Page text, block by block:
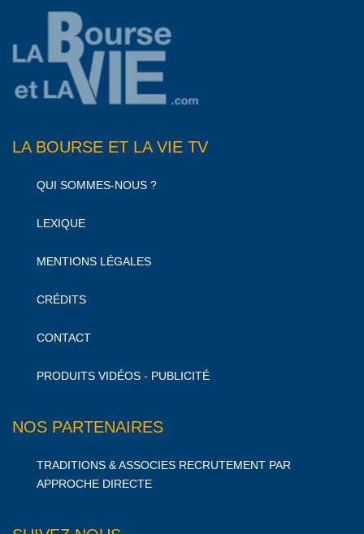
LA BOURSE ET LA VIE TV
QUI SOMMES-NOUS ?
LEXIQUE
MENTIONS LÉGALES
CRÉDITS
CONTACT
PRODUITS VIDÉOS - PUBLICITÉ
NOS PARTENAIRES
TRADITIONS & ASSOCIES RECRUTEMENT PAR
APPROCHE DIRECTE